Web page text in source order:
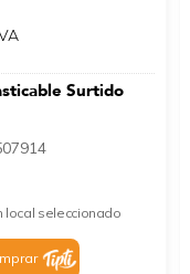
Surtido
local seleccionado